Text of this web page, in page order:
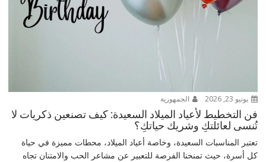
يونيو 23, 2026 الجمهورية
فن التخطيط لأعياد الميلاد السعيدة: كيف تصنعين ذكريات لا
تُنسى لعائلتكِ وشريك حياتكِ؟
تعتبر المناسبات السعيدة، وخاصة أعياد الميلاد، محطات مميزة في حياة
كل أسرة، حيث تمنحنا الفرصة للتعبير عن مشاعر الحب والامتنان تجاه